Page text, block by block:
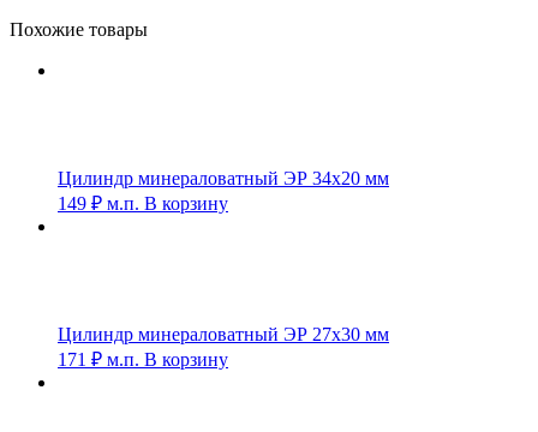
Похожие товары
Цилиндр минераловатный ЭР 34х20 мм
149 ₽ м.п. В корзину
Цилиндр минераловатный ЭР 27х30 мм
171 ₽ м.п. В корзину